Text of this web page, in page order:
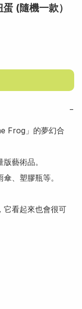
(隨機一款）
−
Frog」的夢幻合
藝術品。
、塑膠瓶等。
它看起來也會很可